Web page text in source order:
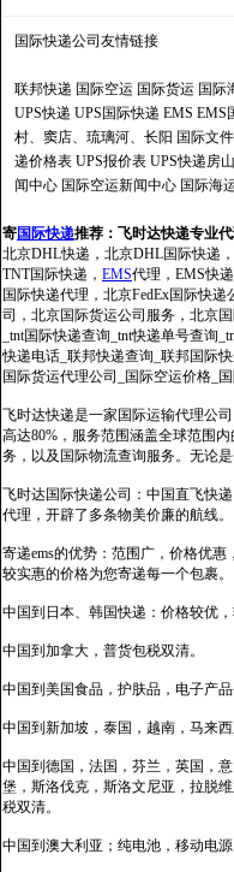
国际快递公司 友情链接
联邦快递 国际空运 国际货运 国际
UPS快递 UPS国际快递 EMS EMS
村、窦店、琉璃河、长阳 国际文件
递价格表 UPS报价表 UPS快递房
闻中心 国际空运新闻中心 国际海
寄国际快递推荐： 飞时达快递专业
北京DHL快递，北京DHL国际快递
TNT国际快递， EMS代理，EMS快
国际快递代理，北京FedEx国际快
司，北京国际货运公司服务，北京
_tnt国际快递查询_tnt快递单号查询
快递电话_联邦快递查询_联邦国际
国际货运代理公司_国际空运价格_
飞时达快递是一家国际运输代理公
高达80%，服务范围涵盖全球范围
务，以及国际物流查询服务。无论
飞时达国际快递公司：中国直飞快
代理，开辟了多条物美价廉的航线。
寄递ems的优势：范围广，价格优
较实惠的价格为您寄递每一个包裹。
中国到日本、韩国快递：价格较优，
中国到加拿大，普货包税双清。
中国到美国食品，护肤品，电子产
中国到新加坡，泰国，越南，马来
中国到德国，法国，芬兰，英国，
堡，斯洛伐克，斯洛文尼亚，拉脱
税双清。
中国到澳大利亚；纯电池，移动电